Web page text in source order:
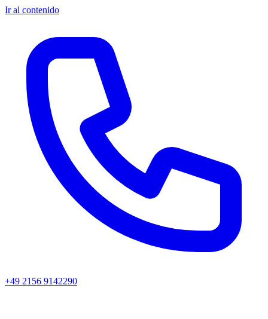
Ir al contenido
+49 2156 9142290